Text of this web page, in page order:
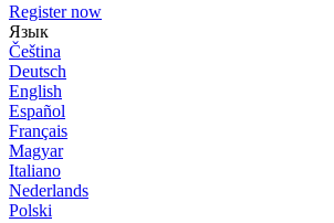
Register now
Язык
Čeština
Deutsch
English
Español
Français
Magyar
Italiano
Nederlands
Polski